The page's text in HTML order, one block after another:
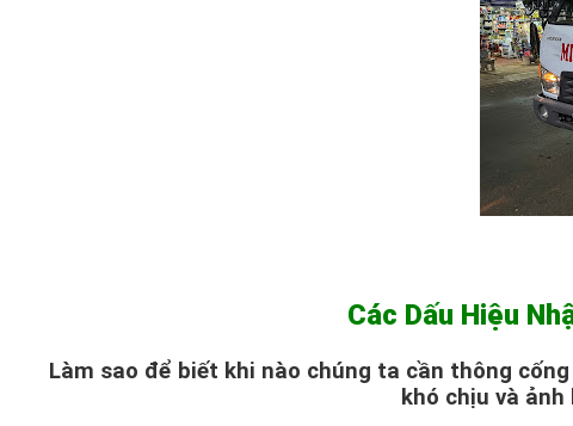
Các Dấu Hiệu
Làm sao để biết khi nào chúng ta cần thông
khó chịu và